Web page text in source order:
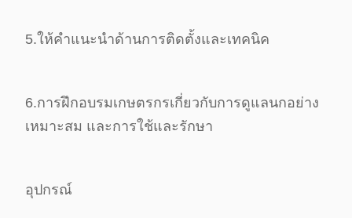
5.ให้คําแนะนําด้านการติดตั้งและเทคนิค
6.การฝึกอบรมเกษตรกรเกี่ยวกับการดูแลนกอย่าง
เหมาะสม และการใช้และรักษา
อุปกรณ์